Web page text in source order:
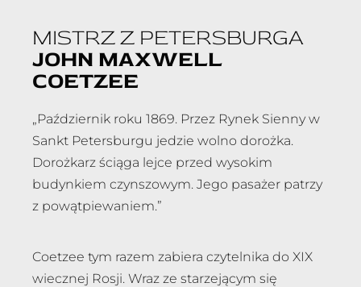
MISTRZ Z PETERSBURGA
JOHN MAXWELL
COETZEE
„Październik roku 1869. Przez Rynek Sienny w
Sankt Petersburgu jedzie wolno dorożka.
Dorożkarz ściąga lejce przed wysokim
budynkiem czynszowym. Jego pasażer patrzy
z powątpiewaniem.”
Coetzee tym razem zabiera czytelnika do XIX
wiecznej Rosji. Wraz ze starzejącym się